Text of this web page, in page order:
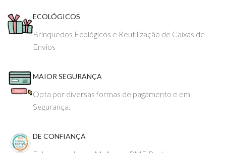
ECOLÓGICOS
Brinquedos Ecológicos e Reutilização de Caixas de
Envios
MAIOR SEGURANÇA
Opta por diversas formas de pagamento e em
Segurança.
DE CONFIANÇA